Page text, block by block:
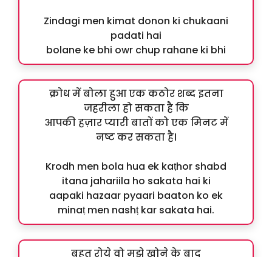
Zindagi men kimat donon ki chukaani
padati hai
bolane ke bhi owr chup rahane ki bhi
क्रोध में बोला हुआ एक कठोर शब्द इतना
जहरीला हो सकता है कि
आपकी हज़ार प्यारी बातों को एक मिनट में
नष्ट कर सकता है।
Krodh men bola hua ek kaṭhor shabd
itana jahariila ho sakata hai ki
aapaki hazaar pyaari baaton ko ek
minaṭ men nashṭ kar sakata hai.
बहुत रोये वो मुझे खोने के बाद